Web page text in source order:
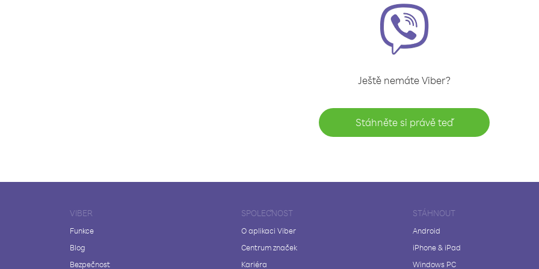
Ještě nemáte Viber?
Stáhněte si právě teď
VIBER
Funkce
Blog
Bezpečnost
SPOLEČNOST
O aplikaci Viber
Centrum značek
Kariéra
STÁHNOUT
Android
iPhone & iPad
Windows PC